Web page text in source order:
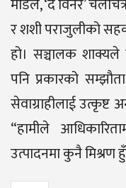
र शशी पराजुलीको
हो। सञ्चालक शाक्यले
पनि प्रकारको
सेवाग्राहीलाई
“हामीले
उत्पादनमा कुनै मिश्रण